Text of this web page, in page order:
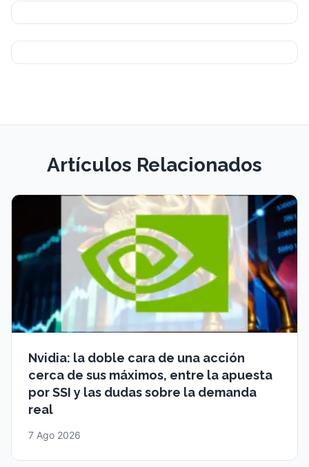
Artículos Relacionados
Nvidia: la doble cara de una acción
cerca de sus máximos, entre la apuesta
por SSI y las dudas sobre la demanda
real
7 Ago 2026